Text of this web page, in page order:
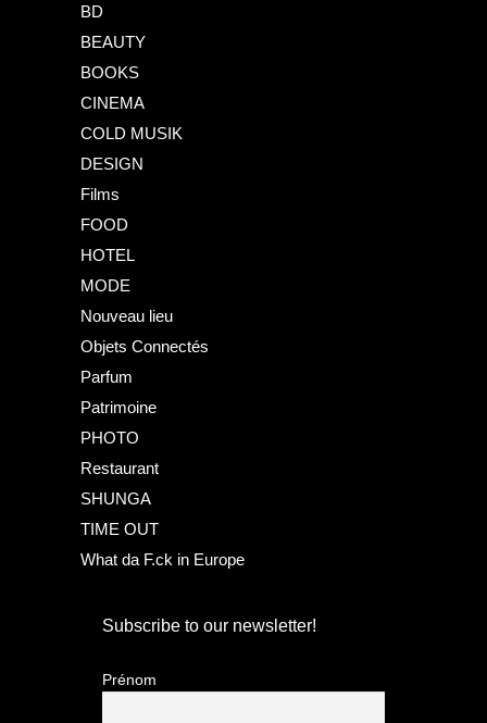
BD
BEAUTY
BOOKS
CINEMA
COLD MUSIK
DESIGN
Films
FOOD
HOTEL
MODE
Nouveau lieu
Objets Connectés
Parfum
Patrimoine
PHOTO
Restaurant
SHUNGA
TIME OUT
What da F.ck in Europe
Subscribe to our newsletter!
Prénom